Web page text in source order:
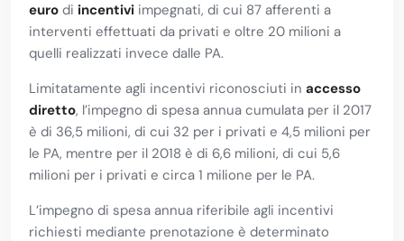
euro di incentivi impegnati, di cui 87 afferenti a
interventi effettuati da privati e oltre 20 milioni a
quelli realizzati invece dalle PA.
Limitatamente agli incentivi riconosciuti in accesso
diretto, l’impegno di spesa annua cumulata per il 2017
è di 36,5 milioni, di cui 32 per i privati e 4,5 milioni per
le PA, mentre per il 2018 è di 6,6 milioni, di cui 5,6
milioni per i privati e circa 1 milione per le PA.
L’impegno di spesa annua riferibile agli incentivi
richiesti mediante prenotazione è determinato